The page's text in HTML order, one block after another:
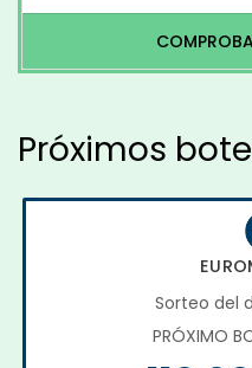
Próximos
Sorteo del
PRÓXIMO